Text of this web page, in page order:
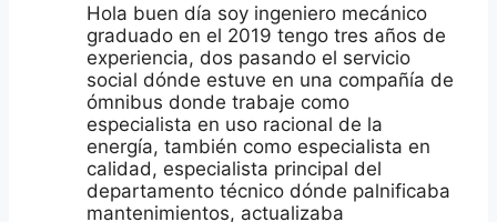
Hola buen día soy ingeniero mecánico
graduado en el 2019 tengo tres años de
experiencia, dos pasando el servicio
social dónde estuve en una compañía de
ómnibus donde trabaje como
especialista en uso racional de la
energía, también como especialista en
calidad, especialista principal del
departamento técnico dónde palnificaba
mantenimientos, actualizaba